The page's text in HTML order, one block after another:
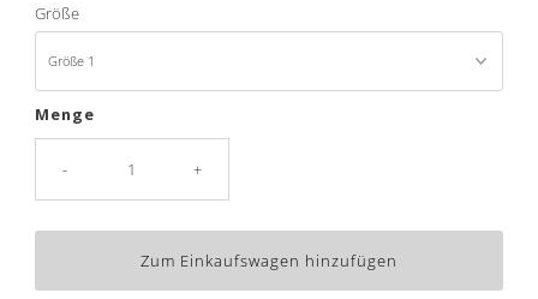
Größe
Menge
- +